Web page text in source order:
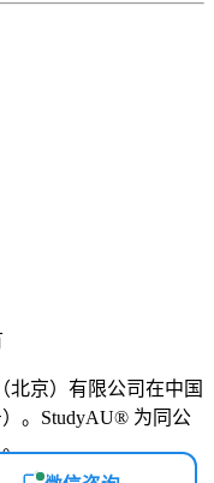
京）有限公司在中国
）。StudyAU® 为同公